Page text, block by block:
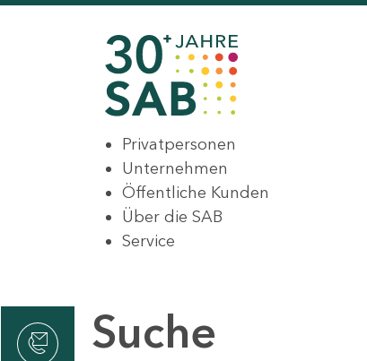
Privatpersonen
Unternehmen
Öffentliche Kunden
Über die SAB
Service
Suche